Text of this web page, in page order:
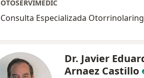
OTOSERVIMEDIC
Dr. Javier
Arnaez Castillo